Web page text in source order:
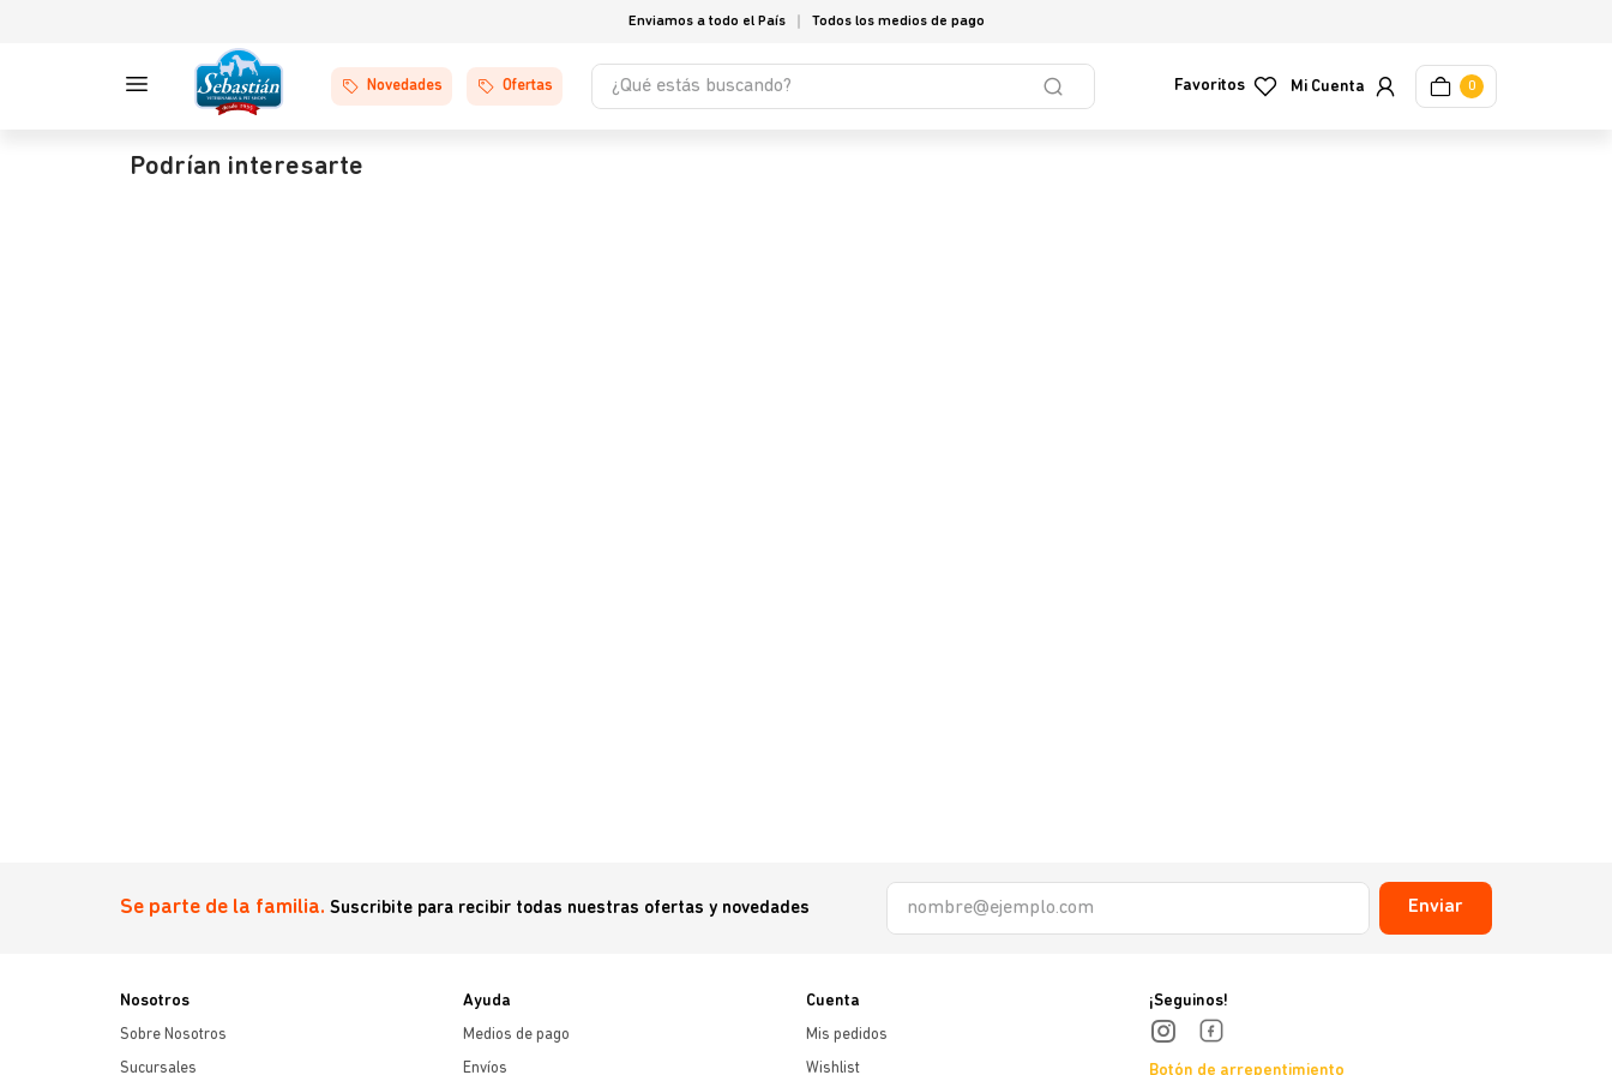
Enviamos a todo el País Todos los medios de pago
Novedades Ofertas
¿Qué estás buscando?
Favoritos 0
Podrían interesarte
Se parte de la familia. Suscribite para recibir todas nuestras ofertas y novedades Enviar
Nosotros
Sobre Nosotros
Sucursales
Ayuda
Medios de pago
Envíos
Cuenta
Mis pedidos
Wishlist
¡Seguinos!
Botón de arrepentimiento